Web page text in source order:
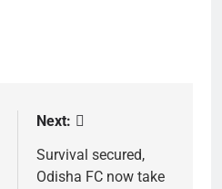
Next:
Survival secured,
Odisha FC now take